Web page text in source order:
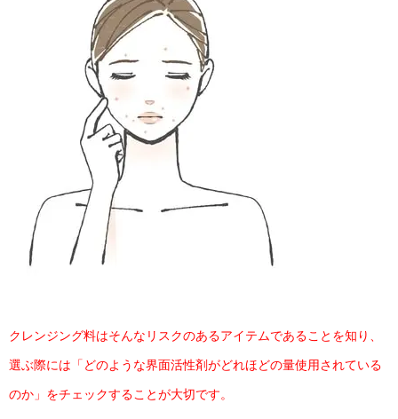
クレンジング料はそんなリスクのあるアイテムであることを知り、
選ぶ際には「どのような界面活性剤がどれほどの量使用されている
のか」をチェックすることが大切です。